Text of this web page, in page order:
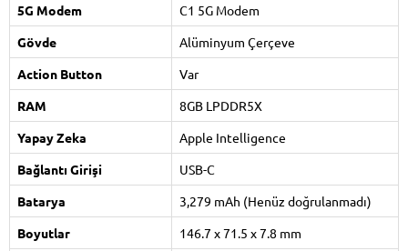
5G Modem
C1 5G Modem
Gövde
Alüminyum Çerçeve
Action Button
Var
RAM
8GB LPDDR5X
Yapay Zeka
Apple Intelligence
Bağlantı Girişi
USB-C
Batarya
3,279 mAh (Henüz doğrulanmadı)
Boyutlar
146.7 x 71.5 x 7.8 mm